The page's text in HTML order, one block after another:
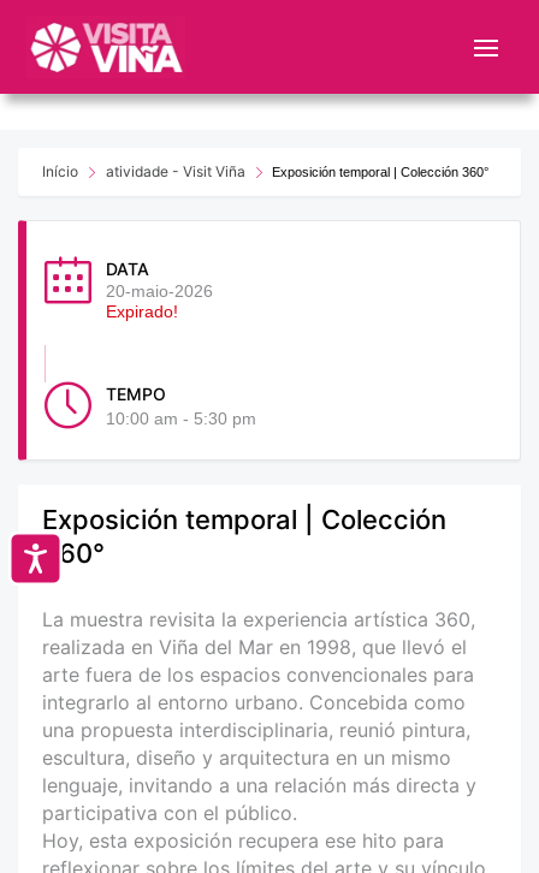
este
web
sistema
Accesibilidad
Início atividade - Visit Viña Exposición temporal | Colección 360°
DATA
20-maio-2026
Expirado!
TEMPO
10:00 am - 5:30 pm
Exposición temporal | Colección
360°
La muestra revisita la experiencia artística 360,
realizada en Viña del Mar en 1998, que llevó el
arte fuera de los espacios convencionales para
integrarlo al entorno urbano. Concebida como
una propuesta interdisciplinaria, reunió pintura,
escultura, diseño y arquitectura en un mismo
lenguaje, invitando a una relación más directa y
participativa con el público.
Hoy, esta exposición recupera ese hito para